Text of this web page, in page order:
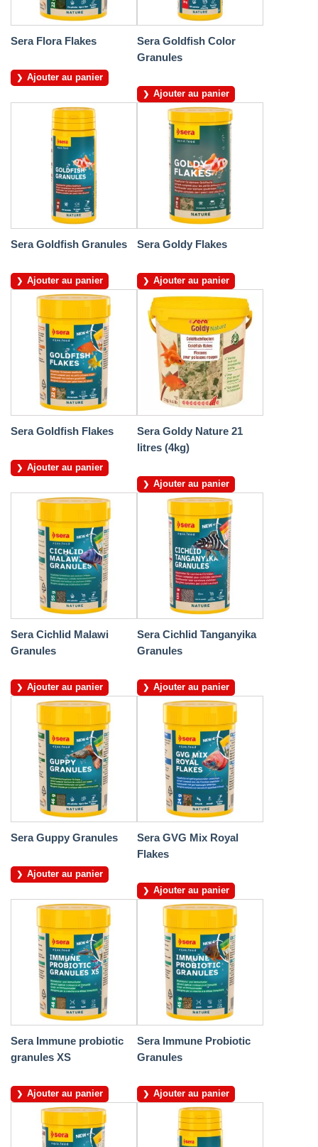
Sera Flora Flakes
Ajouter au panier
Sera Goldfish Color
Granules
Ajouter au panier
Sera Goldfish Granules
Ajouter au panier
Sera Goldy Flakes
Ajouter au panier
Sera Goldfish Flakes
Ajouter au panier
Sera Goldy Nature 21
litres (4kg)
Ajouter au panier
Sera Cichlid Malawi
Granules
Ajouter au panier
Sera Cichlid Tanganyika
Granules
Ajouter au panier
Sera Guppy Granules
Ajouter au panier
Sera GVG Mix Royal
Flakes
Ajouter au panier
Sera Immune probiotic
granules XS
Ajouter au panier
Sera Immune Probiotic
Granules
Ajouter au panier